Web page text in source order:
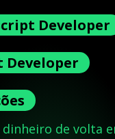
Developer
Developer
de volta